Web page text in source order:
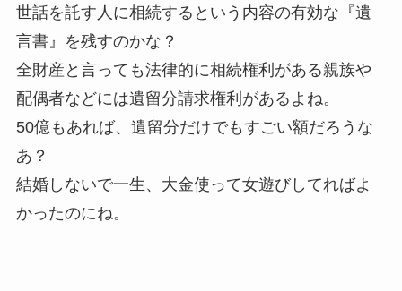
世話を託す人に相続するという内容の有効な『遺
言書』を残すのかな？
全財産と言っても法律的に相続権利がある親族や
配偶者などには遺留分請求権利があるよね。
50億もあれば、遺留分だけでもすごい額だろうな
あ？
結婚しないで一生、大金使って女遊びしてればよ
かったのにね。